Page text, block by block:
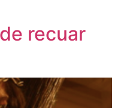
recuar